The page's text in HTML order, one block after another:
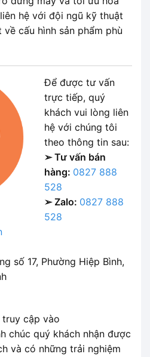
hệ với đội ngũ kỹ thuật
cấu hình sản phẩm phù
Để được tư vấn
trực tiếp, quý
khách vui lòng liên
hệ với chúng tôi
theo thông tin sau:
➢ Tư vấn bán
hàng: 0827 888
528
➢ Zalo: 0827 888
528
số 17, Phường Hiệp Bình,
truy cập vào
chúc quý khách nhận được
và có những trải nghiệm